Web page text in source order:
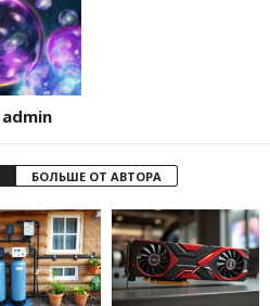
admin
БОЛЬШЕ ОТ АВТОРА